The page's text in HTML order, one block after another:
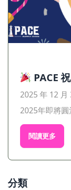
PACE
2025 年 12 月
2025年即將
閱讀更多
分類